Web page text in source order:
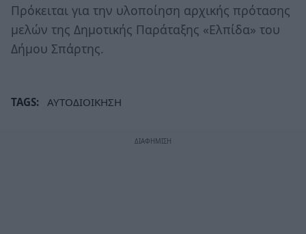
Πρόκειται για την υλοποίηση αρχικής πρότασης
μελών της Δημοτικής Παράταξης «Ελπίδα» του
Δήμου Σπάρτης.
TAGS: ΑΥΤΟΔΙΟΙΚΗΣΗ